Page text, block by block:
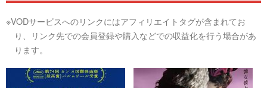
※VODサービスへのリンクにはアフィリエイトタグが含まれてお
り、リンク先での会員登録や購入などでの収益化を行う場合があ
ります。